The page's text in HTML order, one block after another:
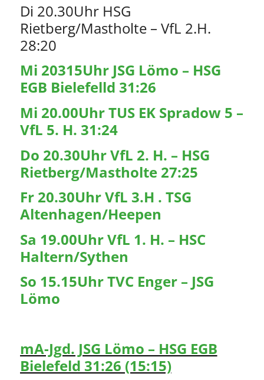
Di 20.30Uhr HSG
Rietberg/Mastholte – VfL 2.H.
28:20
Mi 20315Uhr JSG Lömo – HSG
EGB Bielefelld 31:26
Mi 20.00Uhr TUS EK Spradow 5 –
VfL 5. H. 31:24
Do 20.30Uhr VfL 2. H. – HSG
Rietberg/Mastholte 27:25
Fr 20.30Uhr VfL 3.H . TSG
Altenhagen/Heepen
Sa 19.00Uhr VfL 1. H. – HSC
Haltern/Sythen
So 15.15Uhr TVC Enger – JSG
Lömo
mA-Jgd. JSG Lömo – HSG EGB
Bielefeld 31:26 (15:15)